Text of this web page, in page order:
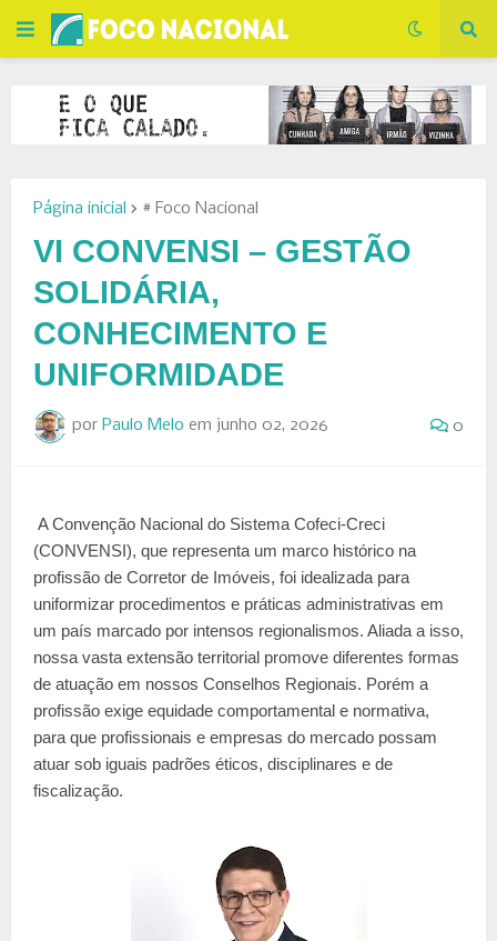
Página inicial # Foco Nacional
VI CONVENSI – GESTÃO
SOLIDÁRIA,
CONHECIMENTO E
UNIFORMIDADE
por Paulo Melo em junho 02, 2026 0
A Convenção Nacional do Sistema Cofeci-Creci
(CONVENSI), que representa um marco histórico na
profissão de Corretor de Imóveis, foi idealizada para
uniformizar procedimentos e práticas administrativas em
um país marcado por intensos regionalismos. Aliada a isso,
nossa vasta extensão territorial promove diferentes formas
de atuação em nossos Conselhos Regionais. Porém a
profissão exige equidade comportamental e normativa,
para que profissionais e empresas do mercado possam
atuar sob iguais padrões éticos, disciplinares e de
fiscalização.